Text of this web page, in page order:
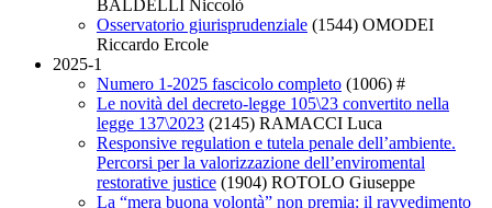
BALDELLI Niccolò
Osservatorio giurisprudenziale (1544) OMODEI
Riccardo Ercole
2025-1
Numero 1-2025 fascicolo completo (1006) #
Le novità del decreto-legge 105\23 convertito nella
legge 137\2023 (2145) RAMACCI Luca
Responsive regulation e tutela penale dell’ambiente.
Percorsi per la valorizzazione dell’enviromental
restorative justice (1904) ROTOLO Giuseppe
La “mera buona volontà” non premia: il ravvedimento